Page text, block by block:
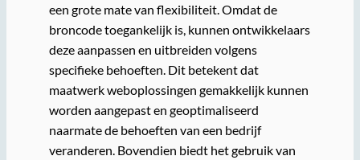
een grote mate van flexibiliteit. Omdat de
broncode toegankelijk is, kunnen ontwikkelaars
deze aanpassen en uitbreiden volgens
specifieke behoeften. Dit betekent dat
maatwerk weboplossingen gemakkelijk kunnen
worden aangepast en geoptimaliseerd
naarmate de behoeften van een bedrijf
veranderen. Bovendien biedt het gebruik van